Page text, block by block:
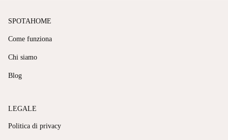
SPOTAHOME
Come funziona
Chi siamo
Blog
LEGALE
Politica di privacy